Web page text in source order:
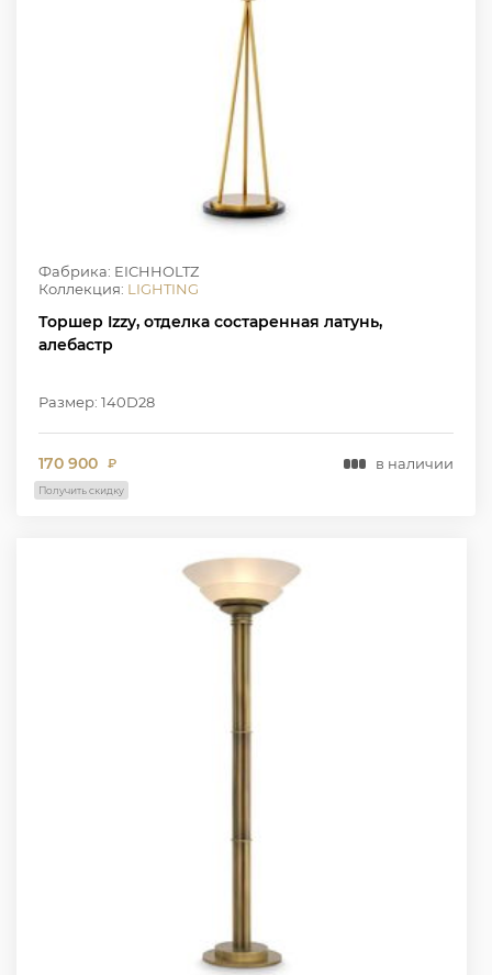
Фабрика: EICHHOLTZ
Коллекция: LIGHTING
Торшер Izzy, отделка состаренная латунь,
алебастр
Размер: 140D28
170 900 ₽ в наличии
Получить скидку